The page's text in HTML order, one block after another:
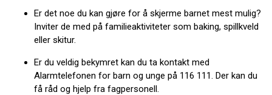
Er det noe du kan gjøre for å skjerme barnet mest mulig?
Inviter de med på familieaktiviteter som baking, spillkveld
eller skitur.
Er du veldig bekymret kan du ta kontakt med
Alarmtelefonen for barn og unge på 116 111. Der kan du
få råd og hjelp fra fagpersonell.